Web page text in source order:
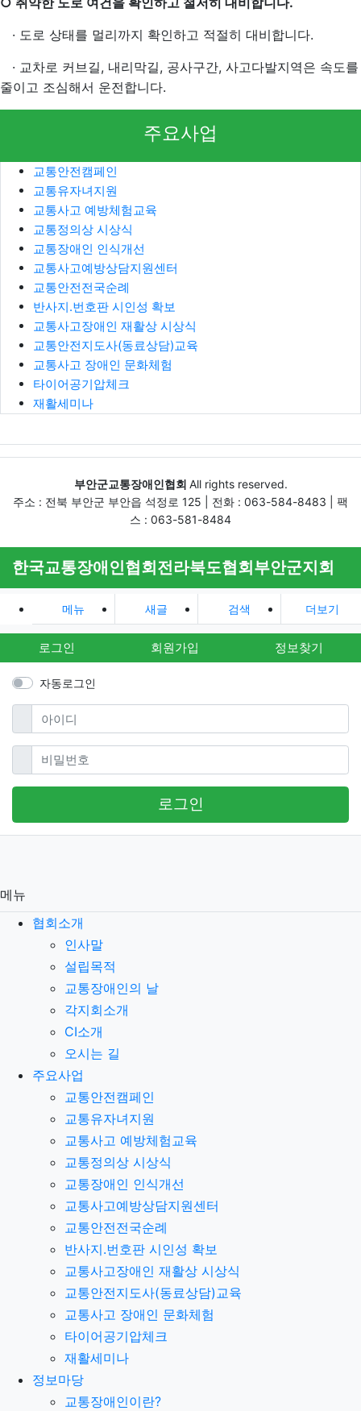
· 도로 상태를 멀리까지 확인하고 적절히 대비합니다.
· 교차로 커브길, 내리막길, 공사구간, 사고다발지역은 속도를
줄이고 조심해서 운전합니다.
주요사업
교통안전캠페인
교통유자녀지원
교통사고 예방체험교육
교통정의상 시상식
교통장애인 인식개선
교통사고예방상담지원센터
교통안전전국순례
반사지.번호판 시인성 확보
교통사고장애인 재활상 시상식
교통안전지도사(동료상담)교육
교통사고 장애인 문화체험
타이어공기압체크
재활세미나
부안군교통장애인협회 All rights reserved.
주소 : 전북 부안군 부안읍 석정로 125 | 전화 : 063-584-8483 | 팩
스 : 063-581-8484
한국교통장애인협회전라북도협회부안군지회
메뉴 새글 검색 더보기
로그인 회원가입 정보찾기
자동로그인
아이디필수
비밀번호필수
로그인
메뉴
협회소개
인사말
설립목적
교통장애인의 날
각지회소개
CI소개
오시는 길
주요사업
교통안전캠페인
교통유자녀지원
교통사고 예방체험교육
교통정의상 시상식
교통장애인 인식개선
교통사고예방상담지원센터
교통안전전국순례
반사지.번호판 시인성 확보
교통사고장애인 재활상 시상식
교통안전지도사(동료상담)교육
교통사고 장애인 문화체험
타이어공기압체크
재활세미나
정보마당
교통장애인이란?